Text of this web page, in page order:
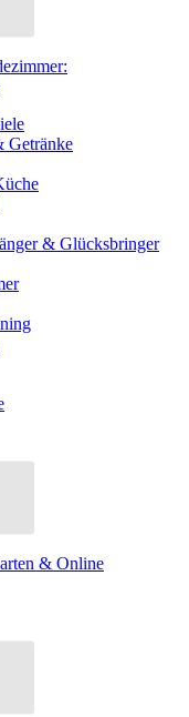
Getränke
& Glücksbringer
& Online